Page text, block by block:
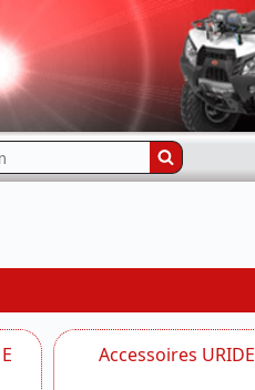
Accessoires URIDE